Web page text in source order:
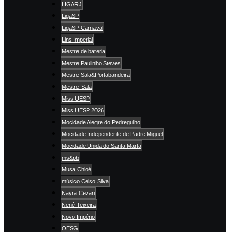
LIGARJ
LigaSP
LigaSP Carnaval
Lins Imperial
Mestre de bateria
Mestre Paulinho Steves
Mestre Sala&Portabandeira
Mestre-Sala
Miss UESP
Miss UESP 2026
Mocidade Alegre do Pedregulho
Mocidade Independente de Padre Miguel
Mocidade Unida do Santa Marta
ms&pb
Musa Chloé
músico Celso Silva
Nayra Cezari
Nenê Teixeira
Novo Império
OESG